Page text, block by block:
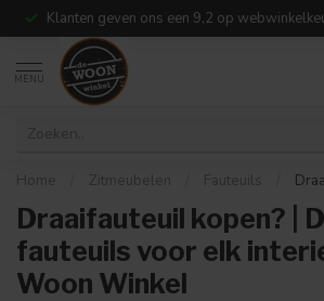
Klanten geven ons een 9,2 op
MENU
Home Zitmeubelen Fauteuils
Draaifauteuil kopen? |
fauteuils voor elk
Woon Winkel